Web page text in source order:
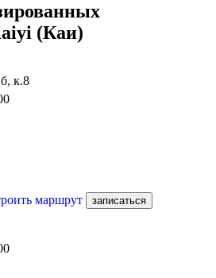
(Каи)
к.8
маршрут записаться